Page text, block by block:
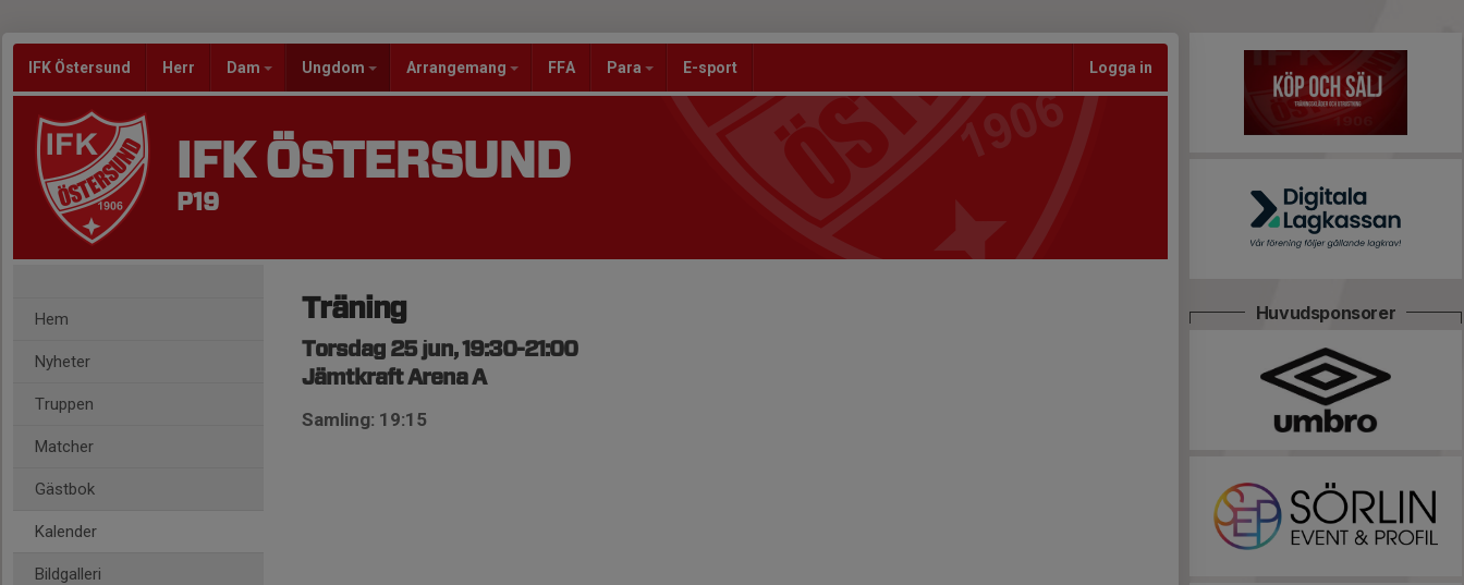
IFK Östersund Herr Dam Ungdom Arrangemang FFA Para E-sport Logga in
IFK ÖSTERSUND
P19
Hem
Nyheter
Truppen
Matcher
Gästbok
Kalender
Bildgalleri
Träning
Torsdag 25 jun, 19:30-21:00
Jämtkraft Arena A
Samling: 19:15
Huvudsponsorer